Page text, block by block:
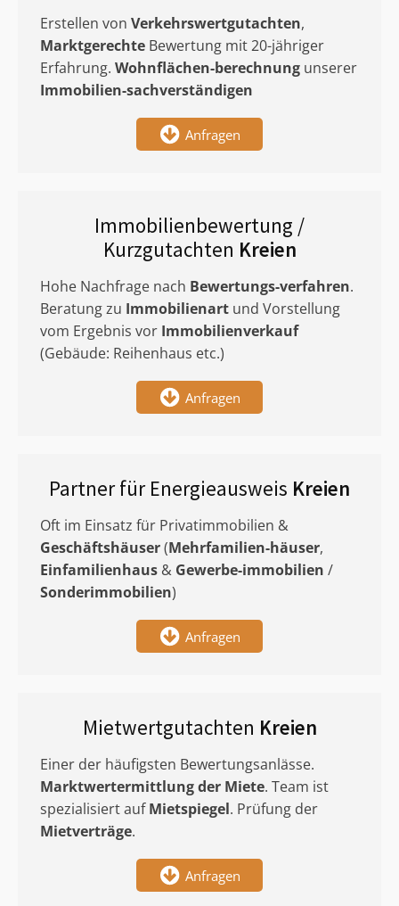
Erstellen von Verkehrswertgutachten,
Marktgerechte Bewertung mit 20-jähriger
Erfahrung. Wohnflächen-berechnung unserer
Immobilien-sachverständigen
Anfragen
Immobilienbewertung /
Kurzgutachten Kreien
Hohe Nachfrage nach Bewertungs-verfahren.
Beratung zu Immobilienart und Vorstellung
vom Ergebnis vor Immobilienverkauf
(Gebäude: Reihenhaus etc.)
Anfragen
Partner für Energieausweis Kreien
Oft im Einsatz für Privatimmobilien &
Geschäftshäuser(Mehrfamilien-häuser,
Einfamilienhaus & Gewerbe-immobilien /
Sonderimmobilien)
Anfragen
Mietwertgutachten Kreien
Einer der häufigsten Bewertungsanlässe.
Marktwertermittlungder Miete. Team ist
spezialisiert aufMietspiegel. Prüfung der
Mietverträge.
Anfragen